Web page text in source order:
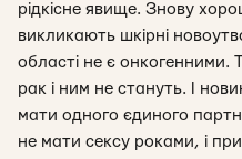
рідкісне явище. Знову
викликають шкірні
області не є онкогенними.
рак і ним не стануть. І
мати одного єдиного
не мати сексу роками, і